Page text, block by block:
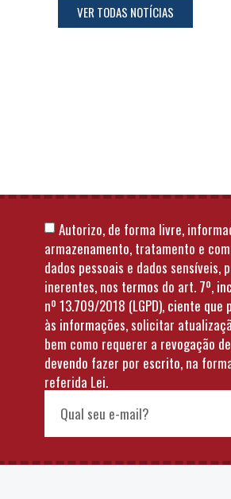
VER TODAS NOTÍCIAS
Autorizo, de forma livre,
armazenamento, tratamento e
dados pessoais e dados sensíveis,
inerentes, nos termos do art. 7º,
nº 13.709/2018 (LGPD), ciente
às informações, solicitar
bem como requerer a revogação
devendo fazer por escrito, na
referida Lei.